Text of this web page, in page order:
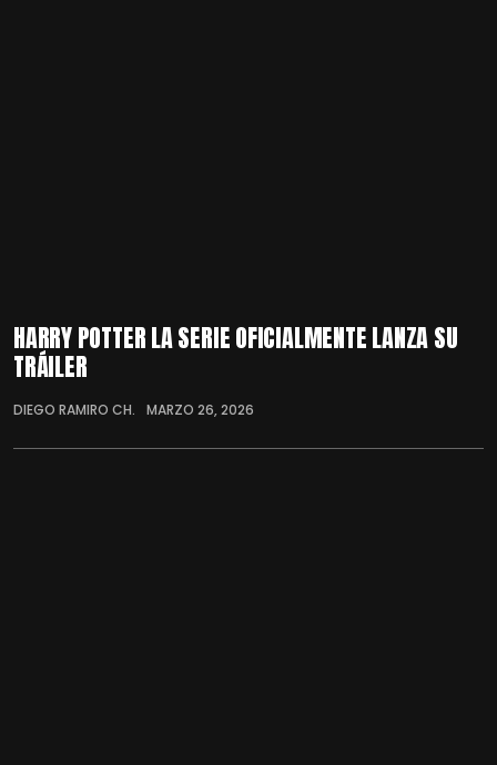
HARRY POTTER LA SERIE OFICIALMENTE LANZA SU
TRÁILER
DIEGO RAMIRO CH. MARZO 26, 2026